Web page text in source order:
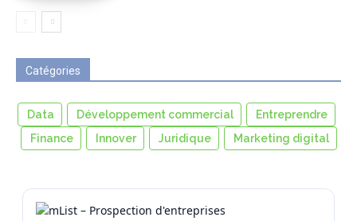
Catégories
Data Développement commercial
Entreprendre
Finance
Innover Juridique Marketing digital